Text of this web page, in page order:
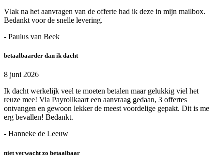
Vlak na het aanvragen van de offerte had ik deze in mijn mailbox.
Bedankt voor de snelle levering.
- Paulus van Beek
betaalbaarder dan ik dacht
8 juni 2026
Ik dacht werkelijk veel te moeten betalen maar gelukkig viel het
reuze mee! Via Payrollkaart een aanvraag gedaan, 3 offertes
ontvangen en gewoon lekker de meest voordelige gepakt. Dit is me
erg bevallen! Bedankt.
- Hanneke de Leeuw
niet verwacht zo betaalbaar